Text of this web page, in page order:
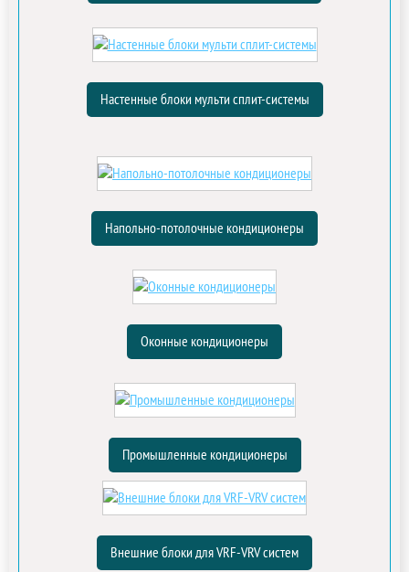
Настенные блоки мульти сплит-системы
Напольно-потолочные кондиционеры
Оконные кондиционеры
Промышленные кондиционеры
Внешние блоки для VRF-VRV систем